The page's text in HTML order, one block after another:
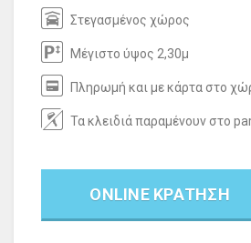
Στεγασμένος χώρος
Μέγιστο ύψος 2,30μ
Πληρωμή και με κάρτα στο
Τα κλειδιά παραμένουν στο
ONLINE ΚΡΑΤΗΣΗ